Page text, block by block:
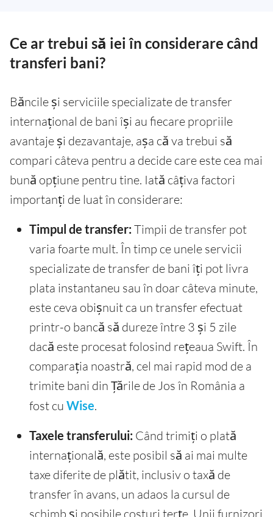
Ce ar trebui să iei în considerare când
transferi bani?
Băncile și serviciile specializate de transfer
internațional de bani își au fiecare propriile
avantaje și dezavantaje, așa că va trebui să
compari câteva pentru a decide care este cea mai
bună opțiune pentru tine. Iată câțiva factori
importanți de luat în considerare:
Timpul de transfer: Timpii de transfer pot
varia foarte mult. În timp ce unele servicii
specializate de transfer de bani îți pot livra
plata instantaneu sau în doar câteva minute,
este ceva obișnuit ca un transfer efectuat
printr-o bancă să dureze între 3 și 5 zile
dacă este procesat folosind rețeaua Swift. În
comparația noastră, cel mai rapid mod de a
trimite bani din Țările de Jos în România a
fost cu Wise.
Taxele transferului: Când trimiți o plată
internațională, este posibil să ai mai multe
taxe diferite de plătit, inclusiv o taxă de
transfer în avans, un adaos la cursul de
schimb și posibile costuri terțe. Unii furnizori